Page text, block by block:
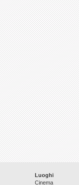
Luoghi
Cinema